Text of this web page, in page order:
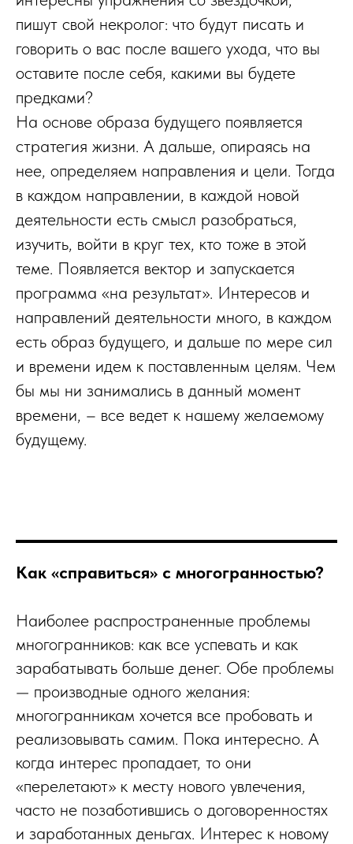
пишут свой некролог: что будут писать и
говорить о вас после вашего ухода, что вы
оставите после себя, какими вы будете
предками?
На основе образа будущего появляется
стратегия жизни. А дальше, опираясь на
нее, определяем направления и цели. Тогда
в каждом направлении, в каждой новой
деятельности есть смысл разобраться,
изучить, войти в круг тех, кто тоже в этой
теме. Появляется вектор и запускается
программа «на результат». Интересов и
направлений деятельности много, в каждом
есть образ будущего, и дальше по мере сил
и времени идем к поставленным целям. Чем
бы мы ни занимались в данный момент
времени, – все ведет к нашему желаемому
будущему.
Как «справиться» с многогранностью?
Наиболее распространенные проблемы
многогранников: как все успевать и как
зарабатывать больше денег. Обе проблемы
— производные одного желания:
многогранникам хочется все пробовать и
реализовывать самим. Пока интересно. А
когда интерес пропадает, то они
«перелетают» к месту нового увлечения,
часто не позаботившись о договоренностях
и заработанных деньгах. Интерес к новому